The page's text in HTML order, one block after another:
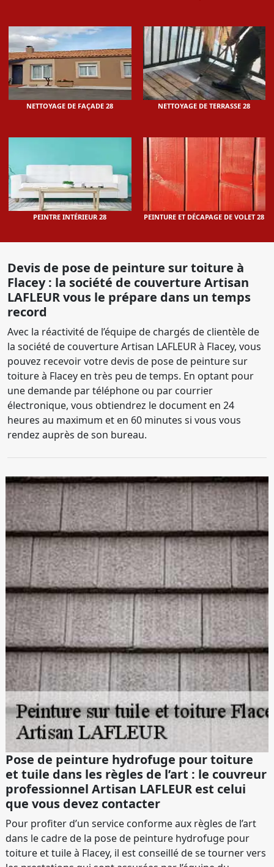
NETTOYAGE DE FAÇADE 28 NETTOYAGE DE TERRASSE 28
PEINTRE INTÉRIEUR 28 PEINTURE ET DÉCAPAGE DE VOLET 28
Devis de pose de peinture sur toiture à
Flacey : la société de couverture Artisan
LAFLEUR vous le prépare dans un temps
record
Avec la réactivité de l’équipe de chargés de clientèle de
la société de couverture Artisan LAFLEUR à Flacey, vous
pouvez recevoir votre devis de pose de peinture sur
toiture à Flacey en très peu de temps. En optant pour
une demande par téléphone ou par courrier
électronique, vous obtiendrez le document en 24
heures au maximum et en 60 minutes si vous vous
rendez auprès de son bureau.
Pose de peinture hydrofuge pour toiture
et tuile dans les règles de l’art : le couvreur
professionnel Artisan LAFLEUR est celui
que vous devez contacter
Pour profiter d’un service conforme aux règles de l’art
dans le cadre de la pose de peinture hydrofuge pour
toiture et tuile à Flacey, il est conseillé de se tourner vers